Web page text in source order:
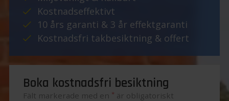
Kostnadseffektivt
10 års garanti & 3 år effektgaranti
Kostnadsfri takbesiktning & offert
Boka kostnadsfri besiktning
Fält markerade med en * är obligatoriskt